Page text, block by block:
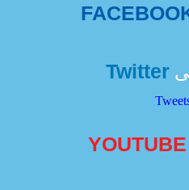
Twitter
YOUTUBE